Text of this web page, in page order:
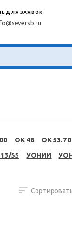
ДЛЯ ЗАЯВОК
OK 48 OK 53.70
55 УОНИИ